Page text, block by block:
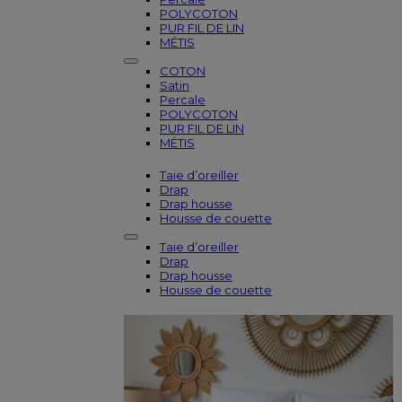
POLYCOTON
PUR FIL DE LIN
MÉTIS
COTON
Satin
Percale
POLYCOTON
PUR FIL DE LIN
MÉTIS
Taie d’oreiller
Drap
Drap housse
Housse de couette
Taie d’oreiller
Drap
Drap housse
Housse de couette